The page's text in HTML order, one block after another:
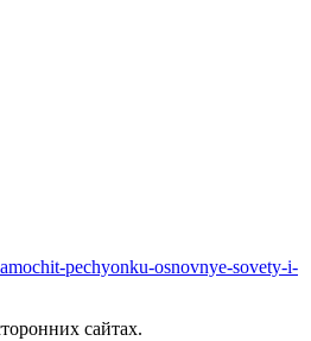
pechyonku-osnovnye-sovety-i-
сайтах.